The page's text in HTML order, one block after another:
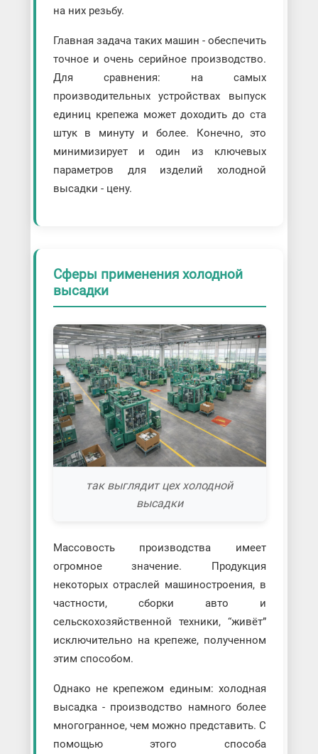
на них резьбу.
Главная задача таких машин - обеспечить
точное и очень серийное производство.
Для сравнения: на самых
производительных устройствах выпуск
единиц крепежа может доходить до ста
штук в минуту и более. Конечно, это
минимизирует и один из ключевых
параметров для изделий холодной
высадки - цену.
Сферы применения холодной
высадки
так выглядит цех холодной
высадки
Массовость производства имеет
огромное значение. Продукция
некоторых отраслей машиностроения, в
частности, сборки авто и
сельскохозяйственной техники, “живёт”
исключительно на крепеже, полученном
этим способом.
Однако не крепежом единым: холодная
высадка - производство намного более
многогранное, чем можно представить. С
помощью этого способа